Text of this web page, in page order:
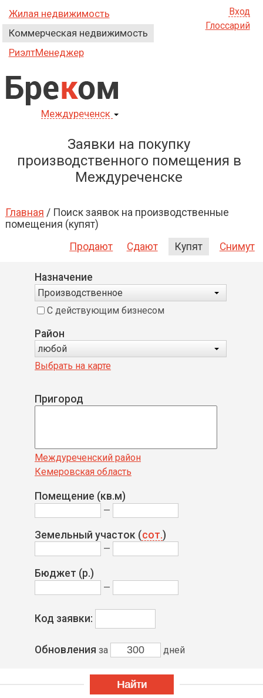
Жилая недвижимость
Коммерческая недвижимость
РиэлтМенеджер
Вход
Глоссарий
Бреком
Междуреченск
Заявки на покупку
производственного помещения в
Междуреченске
Главная / Поиск заявок на производственные
помещения (купят)
Продают
Сдают Купят Снимут
Назначение
Производственное
С действующим бизнесом
Район
любой
Выбрать на карте
Пригород
Междуреченский район
Кемеровская область
Помещение (кв.м)
—
Земельный участок (сот.)
—
Бюджет (р.)
—
Код заявки:
Обновления за дней